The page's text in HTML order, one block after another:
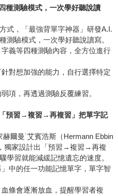
種測驗模式，一次學好聽說讀
式，「最強背單字神器」研發A.I.
測驗模式，一次學好聽說讀寫。
義等四種測驗內容，全方位進行
對想加強的能力，自行選擇特定
項，再透過測驗反覆練習。
預習→複習→再複習」把單字記
爾曼˙艾賓浩斯（Hermann Ebbin
獨家設計出「預習→複習→再複
學習就能減緩記憶遺忘的速度。
中的任一功能記憶單字，單字智
條會逐漸放血，提醒學習者複